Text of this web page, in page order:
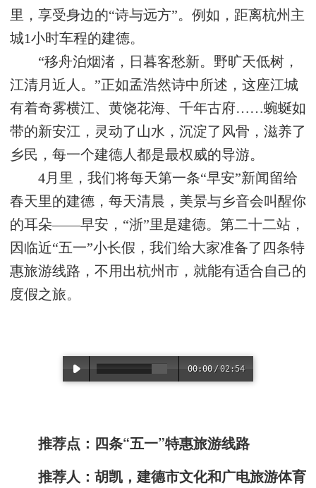
里，享受身边的“诗与远方”。例如，距离杭州主
城1小时车程的建德。
“移舟泊烟渚，日暮客愁新。野旷天低树，
江清月近人。”正如孟浩然诗中所述，这座江城
有着奇雾横江、黄饶花海、千年古府……蜿蜒如
带的新安江，灵动了山水，沉淀了风骨，滋养了
乡民，每一个建德人都是最权威的导游。
4月里，我们将每天第一条“早安”新闻留给
春天里的建德，每天清晨，美景与乡音会叫醒你
的耳朵——早安，“浙”里是建德。第二十二站，
因临近“五一”小长假，我们给大家准备了四条特
惠旅游线路，不用出杭州市，就能有适合自己的
度假之旅。
推荐点：四条“五一”特惠旅游线路
推荐人：胡凯，建德市文化和广电旅游体育